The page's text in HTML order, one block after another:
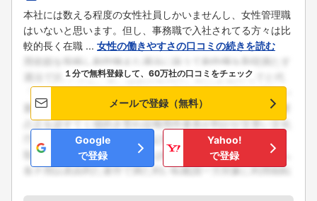
本社には数える程度の女性社員しかいませんし、女性管理職
はいないと思います。但し、事務職で入社されてる方々は比
較的長く在職 ... 女性の働きやすさの口コミの続きを読む
１分で無料登録して、60万社の口コミをチェック
メールで登録（無料）
Google
で登録
Yahoo!
で登録